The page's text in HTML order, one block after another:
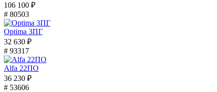
106 100 ₽
# 80503
Optima 3ПГ
32 630 ₽
# 93317
Alfa 22ПО
36 230 ₽
# 53606